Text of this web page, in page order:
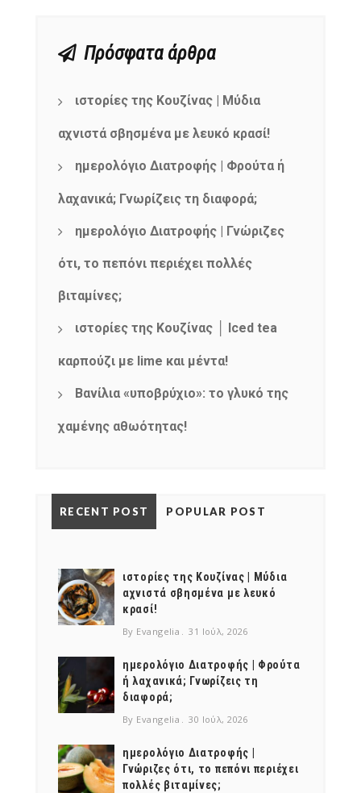
Πρόσφατα άρθρα
ιστορίες της Κουζίνας | Μύδια
αχνιστά σβησμένα με λευκό κρασί!
ημερολόγιο Διατροφής | Φρούτα ή
λαχανικά; Γνωρίζεις τη διαφορά;
ημερολόγιο Διατροφής | Γνώριζες
ότι, το πεπόνι περιέχει πολλές
βιταμίνες;
ιστορίες της Κουζίνας │ Iced tea
καρπούζι με lime και μέντα!
Βανίλια «υποβρύχιο»: το γλυκό της
χαμένης αθωότητας!
RECENT POST POPULAR POST
ιστορίες της Κουζίνας | Μύδια
αχνιστά σβησμένα με λευκό
κρασί!
By Evangelia 31 Ιούλ, 2026
ημερολόγιο Διατροφής | Φρούτα
ή λαχανικά; Γνωρίζεις τη
διαφορά;
By Evangelia 30 Ιούλ, 2026
ημερολόγιο Διατροφής |
Γνώριζες ότι, το πεπόνι περιέχει
πολλές βιταμίνες;